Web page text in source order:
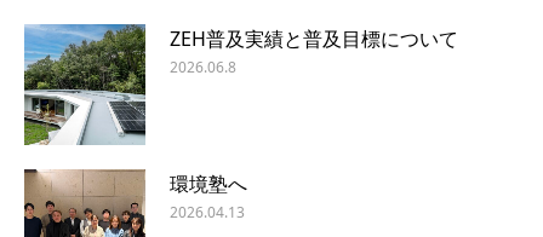
ZEH普及実績と普及目標について
2026.06.8
環境塾へ
2026.04.13